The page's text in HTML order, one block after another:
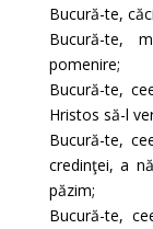
Bucură-te,
Bucură-te,
pomenire;
Bucură-te,
Hristos să-l
Bucură-te,
credinţei, a
păzim;
Bucură-te,